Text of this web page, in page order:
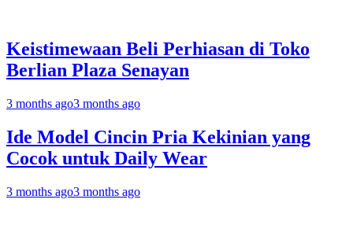
Keistimewaan Beli Perhiasan di Toko
Berlian Plaza Senayan
3 months ago3 months ago
Ide Model Cincin Pria Kekinian yang
Cocok untuk Daily Wear
3 months ago3 months ago